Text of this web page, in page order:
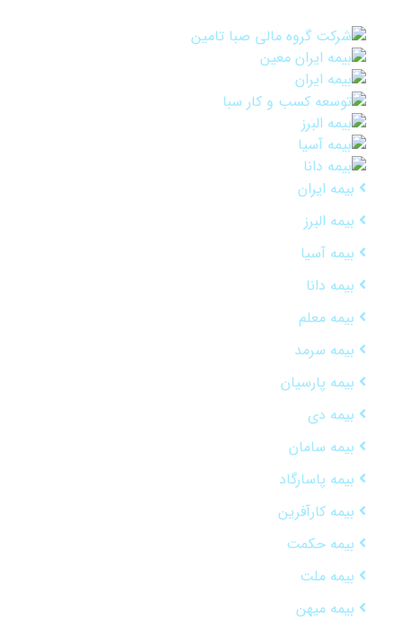
بیمه ایران
بیمه البرز
بیمه آسیا
بیمه دانا
بیمه معلم
بیمه سرمد
بیمه پارسیان
بیمه دی
بیمه سامان
بیمه پاسارگاد
بیمه کارآفرین
بیمه حکمت
بیمه ملت
بیمه میهن